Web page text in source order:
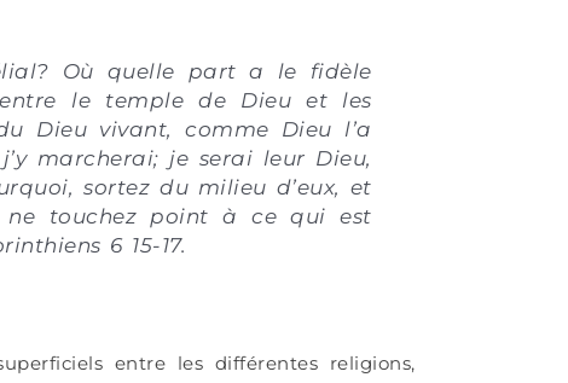
Où quelle part a le fidèle
le temple de Dieu et les
Dieu vivant, comme Dieu l’a
marcherai; je serai leur Dieu,
sortez du milieu d’eux, et
ne touchez point à ce qui est
6 15-17.
entre les différentes religions,